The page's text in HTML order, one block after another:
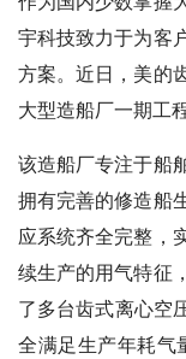
宇科技致力于为客
方案。近日，美的
大型造船厂一期工
该造船厂专注于船
拥有完善的修造船
应系统齐全完整，
续生产的用气特征
了多台齿式离心空
全满足生产年耗气